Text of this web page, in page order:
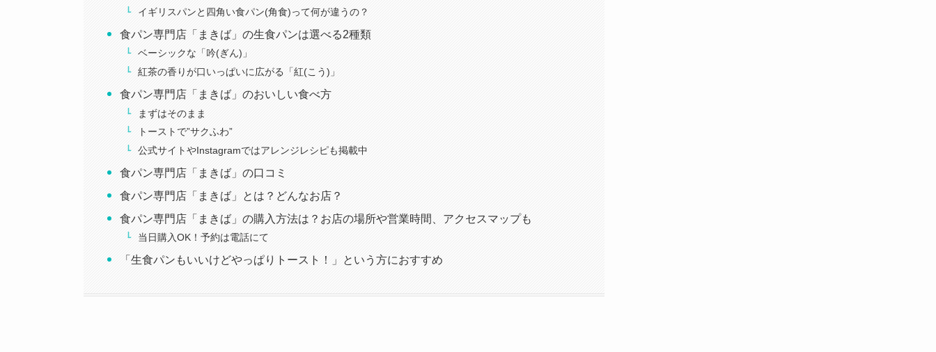
イギリスパンと四角い食パン(角食)って何が違うの？
食パン専門店「まきば」の生食パンは選べる2種類
ベーシックな「吟(ぎん)」
紅茶の香りが口いっぱいに広がる「紅(こう)」
食パン専門店「まきば」のおいしい食べ方
まずはそのまま
トーストで”サクふわ”
公式サイトやInstagramではアレンジレシピも掲載中
食パン専門店「まきば」の口コミ
食パン専門店「まきば」とは？どんなお店？
食パン専門店「まきば」の購入方法は？お店の場所や営業時間、アクセスマップも
当日購入OK！予約は電話にて
「生食パンもいいけどやっぱりトースト！」という方におすすめ